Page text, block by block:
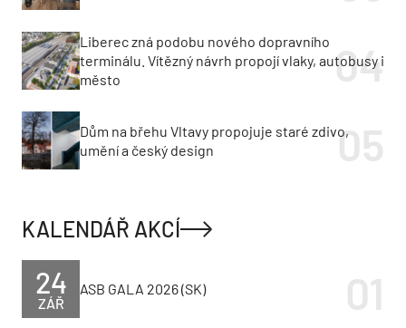
Liberec zná podobu nového dopravního
terminálu. Vítězný návrh propojí vlaky, autobusy i
město
Dům na břehu Vltavy propojuje staré zdivo,
umění a český design
KALENDÁŘ AKCÍ
ZÁŘ
24 ASB GALA 2026 (SK)